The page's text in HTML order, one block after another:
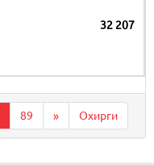
32 207
89 » Охирги